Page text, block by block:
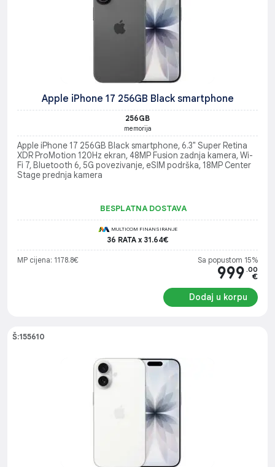
Apple iPhone 17 256GB Black smartphone
256GB
memorija
Apple iPhone 17 256GB Black smartphone, 6.3" Super Retina
XDR ProMotion 120Hz ekran, 48MP Fusion zadnja kamera, Wi-
Fi 7, Bluetooth 6, 5G povezivanje, eSIM podrška, 18MP Center
Stage prednja kamera
BESPLATNA DOSTAVA
MULTICOM FINANSIRANJE
36 RATA x 31.64€
MP cijena: 1178.8€ Sa popustom 15%
999 .00
€
Dodaj u korpu
Š:155610